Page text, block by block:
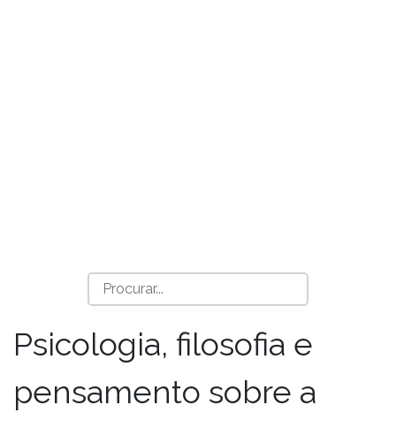
Psicologia, filosofia e
pensamento sobre a